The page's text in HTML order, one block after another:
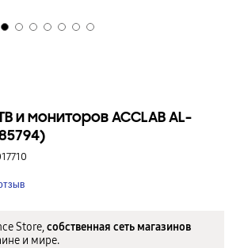
и мониторов ACCLAB AL-
Store,собственная сеть магазинов
и мире.